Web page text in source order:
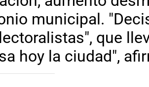
municipal.
que
hoy la ciudad",